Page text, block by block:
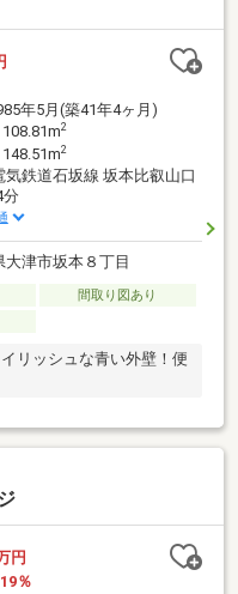
年5月(築41年4ヶ月)
2
2
気鉄道石坂線 坂本比叡山口
分
大津市坂本８丁目
間取り図あり
リッシュな青い外壁！便
円
％